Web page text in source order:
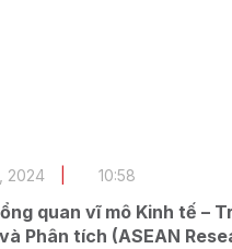
quan vĩ mô Kinh tế –
Phân tích (ASEAN
2024 10:58